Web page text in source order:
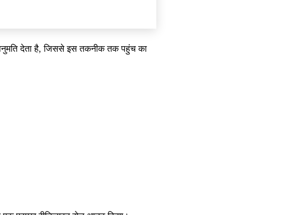
देता है, जिससे इस तकनीक तक पहुंच का